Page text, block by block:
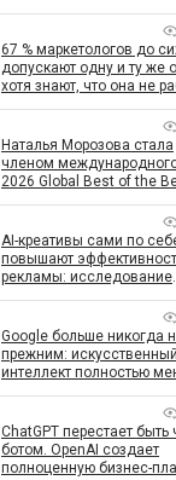
67 % маркетологов до
допускают одну и ту же
хотя знают, что она не
Наталья Морозова стала
членом
2026 Global Best of the
AI-креативы сами по
повышают
рекламы: исследование
влияет на эффективность
кампаний
Google больше никогда
прежним: искусственный
интеллект полностью
ChatGPT перестает быть
ботом. OpenAI создает
полноценную бизнес-